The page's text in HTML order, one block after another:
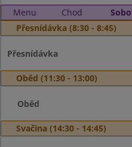
Menu
Chod
Přesnídávka (8:30 - 8:45)
Přesnídávka
Oběd (11:30 - 13:00)
Oběd
Svačina (14:30 - 14:45)